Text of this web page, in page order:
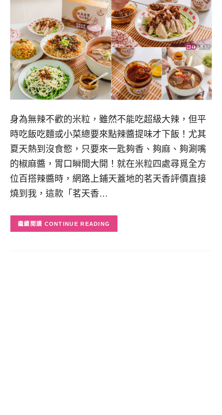
身為無辣不歡的米粒，雖然不能吃超級大辣，但平
時吃飯吃麵或小菜總要來點辣醬提味才下飯！尤其
夏天熱到沒食慾，只要來一匙夠香、夠麻、夠涮嘴
的椒麻醬，胃口瞬間大開！就在米粒四處尋覓全方
位百搭辣醬時，網路上鋪天蓋地的茗天香評價直接
燒到我，這款「茗天香…
CONTINUE READING